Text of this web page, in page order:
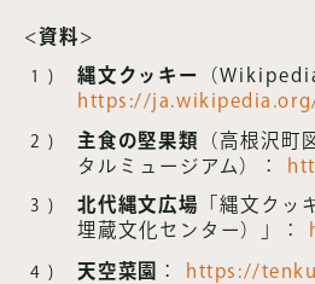
資料
縄文クッキー
（
https://
主食の堅果類
（高根沢町
タルミュージアム）：
北代縄文広場
「縄文クッ
埋蔵文化センター）」：
天空菜園 ：
https://